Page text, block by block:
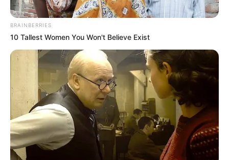
BRAINBERRIES
10 Tallest Women You Won't Believe Exist